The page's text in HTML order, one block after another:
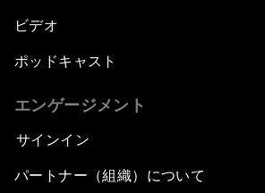
ビデオ
ポッドキャスト
エンゲージメント
サインイン
パートナー（組織）について